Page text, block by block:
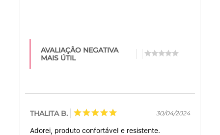
AVALIAÇÃO NEGATIVA
MAIS ÚTIL
THALITA B. 30/04/2024
Adorei, produto confortável e resistente.